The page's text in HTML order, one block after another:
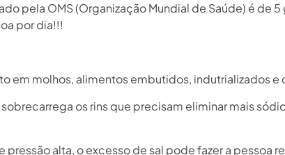
pela OMS (Organização Mundial de Saúde) é de
por dia!!!
em molhos, alimentos embutidos, indutrializados
os rins que precisam eliminar mais
alta, o excesso de sal pode fazer a pessoa